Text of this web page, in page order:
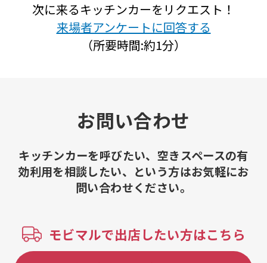
次に来るキッチンカーをリクエスト！
来場者アンケートに回答する
（所要時間:約1分）
お問い合わせ
キッチンカーを呼びたい、空きスペースの有
効利用を相談したい、という方はお気軽にお
問い合わせください。
モビマルで出店したい方はこちら